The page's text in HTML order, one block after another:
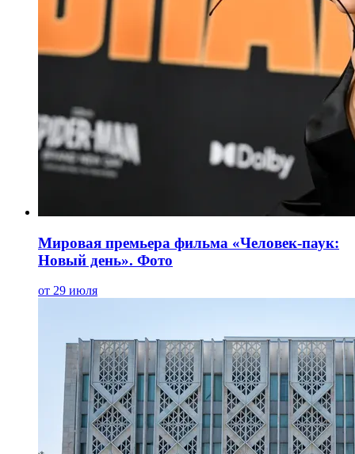
Мировая премьера фильма «Человек-паук:
Новый день». Фото
от 29 июля